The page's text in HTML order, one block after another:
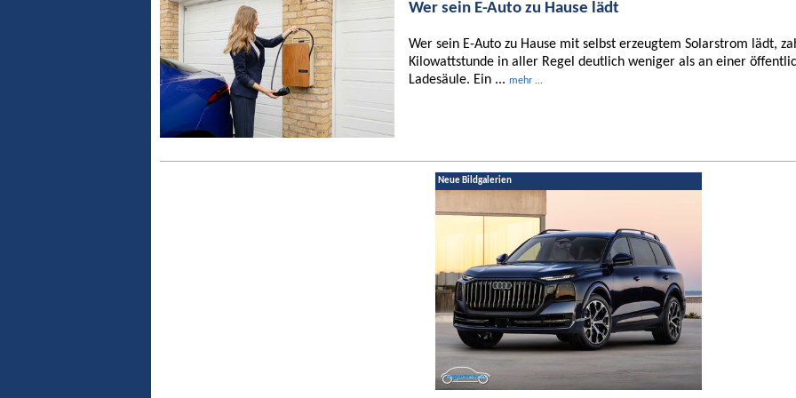
Wer sein E-Auto zu Hause lädt
Wer sein E-Auto zu Hause mit selbst erzeugtem Solarstrom lädt,
Kilowattstunde in aller Regel deutlich weniger als an einer
Ladesäule. Ein ... mehr ...
Neue Bildgalerien